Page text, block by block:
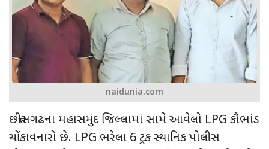
naidunia.com
છત્તીસગઢના મહાસમુંદ જિલ્લામાં સામે આવેલો LPG કૌભાંડ
ચોંકાવનારો છે. LPG ભરેલા 6 ટ્રક સ્થાનિક પોલીસ